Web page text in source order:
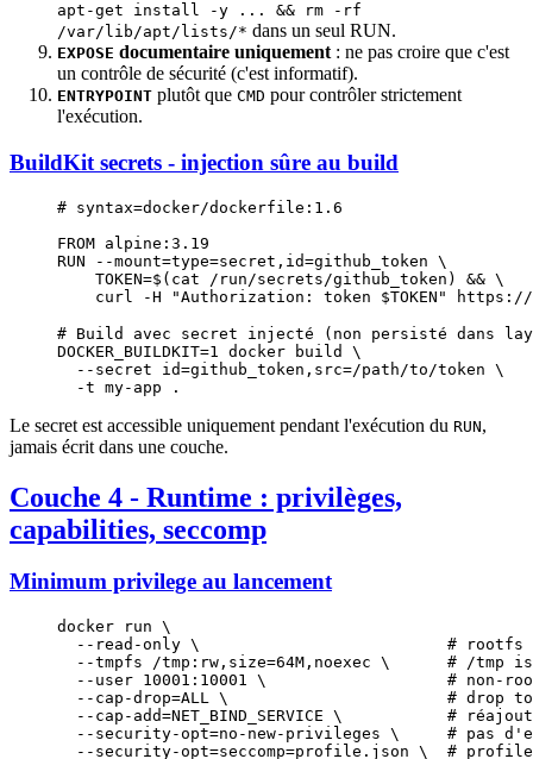
apt-get install -y ... && rm -rf
/var/lib/apt/lists/* dans un seul RUN.
EXPOSE documentaire uniquement : ne pas croire que c'est
un contrôle de sécurité (c'est informatif).
ENTRYPOINT plutôt que CMD pour contrôler strictement
l'exécution.
BuildKit secrets - injection sûre au build
# syntax=docker/dockerfile:1.6
FROM alpine:3.19
RUN --mount=type=secret,id=github_token \
    TOKEN=$(cat /run/secrets/github_token) && \
    curl -H
"Authorization: token $TOKEN" https://
# Build avec secret injecté (non persisté dans
DOCKER_BUILDKIT=1 docker build
\
  --secret
id=github_token,src=/path/to/token \
  -t
my-app .
Le secret est accessible uniquement pendant l'exécution du RUN,
jamais écrit dans une couche.
Couche 4 - Runtime : privilèges,
capabilities, seccomp
Minimum privilege au lancement
docker run \
  --read-only
\
# rootfs
  --tmpfs
/tmp:rw,size=64M,noexec \
# /tmp
  --user
10001:10001 \
# non-
  --cap-drop
=ALL \
# drop
  --cap-add
=NET_BIND_SERVICE \
#
  --security-opt
=no-new-privileges \
# pas
  --security-opt
=seccomp=profile.json \ # profile